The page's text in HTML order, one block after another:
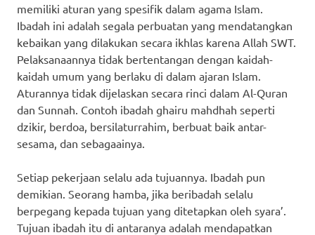
memiliki aturan yang spesifik dalam agama Islam.
Ibadah ini adalah segala perbuatan yang mendatangkan
kebaikan yang dilakukan secara ikhlas karena Allah SWT.
Pelaksanaannya tidak bertentangan dengan kaidah-
kaidah umum yang berlaku di dalam ajaran Islam.
Aturannya tidak dijelaskan secara rinci dalam Al-Quran
dan Sunnah. Contoh ibadah ghairu mahdhah seperti
dzikir, berdoa, bersilaturrahim, berbuat baik antar-
sesama, dan sebagaainya.
Setiap pekerjaan selalu ada tujuannya. Ibadah pun
demikian. Seorang hamba, jika beribadah selalu
berpegang kepada tujuan yang ditetapkan oleh syara’.
Tujuan ibadah itu di antaranya adalah mendapatkan